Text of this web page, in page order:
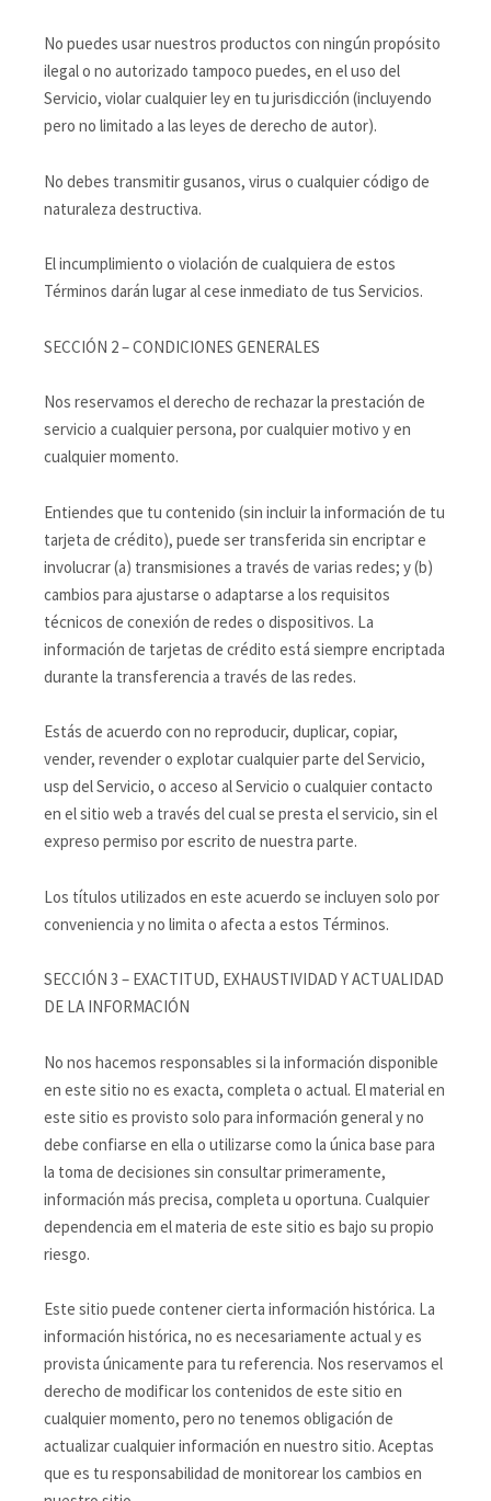
No puedes usar nuestros productos con ningún propósito
ilegal o no autorizado tampoco puedes, en el uso del
Servicio, violar cualquier ley en tu jurisdicción (incluyendo
pero no limitado a las leyes de derecho de autor).
No debes transmitir gusanos, virus o cualquier código de
naturaleza destructiva.
El incumplimiento o violación de cualquiera de estos
Términos darán lugar al cese inmediato de tus Servicios.
SECCIÓN 2 – CONDICIONES GENERALES
Nos reservamos el derecho de rechazar la prestación de
servicio a cualquier persona, por cualquier motivo y en
cualquier momento.
Entiendes que tu contenido (sin incluir la información de tu
tarjeta de crédito), puede ser transferida sin encriptar e
involucrar (a) transmisiones a través de varias redes; y (b)
cambios para ajustarse o adaptarse a los requisitos
técnicos de conexión de redes o dispositivos. La
información de tarjetas de crédito está siempre encriptada
durante la transferencia a través de las redes.
Estás de acuerdo con no reproducir, duplicar, copiar,
vender, revender o explotar cualquier parte del Servicio,
usp del Servicio, o acceso al Servicio o cualquier contacto
en el sitio web a través del cual se presta el servicio, sin el
expreso permiso por escrito de nuestra parte.
Los títulos utilizados en este acuerdo se incluyen solo por
conveniencia y no limita o afecta a estos Términos.
SECCIÓN 3 – EXACTITUD, EXHAUSTIVIDAD Y ACTUALIDAD
DE LA INFORMACIÓN
No nos hacemos responsables si la información disponible
en este sitio no es exacta, completa o actual. El material en
este sitio es provisto solo para información general y no
debe confiarse en ella o utilizarse como la única base para
la toma de decisiones sin consultar primeramente,
información más precisa, completa u oportuna. Cualquier
dependencia em el materia de este sitio es bajo su propio
riesgo.
Este sitio puede contener cierta información histórica. La
información histórica, no es necesariamente actual y es
provista únicamente para tu referencia. Nos reservamos el
derecho de modificar los contenidos de este sitio en
cualquier momento, pero no tenemos obligación de
actualizar cualquier información en nuestro sitio. Aceptas
que es tu responsabilidad de monitorear los cambios en